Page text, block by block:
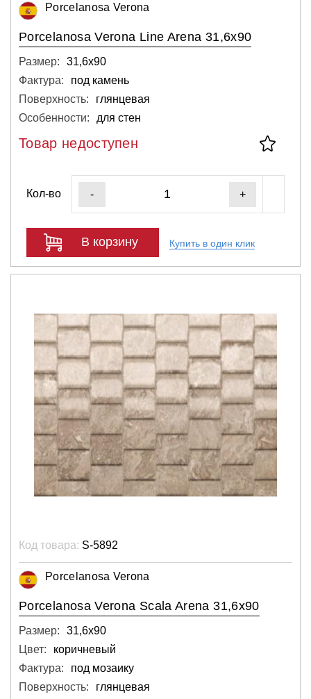
Porcelanosa Verona
Porcelanosa Verona Line Arena 31,6x90
Размер:
31,6х90
Фактура:
под камень
Поверхность:
глянцевая
Особенности:
для стен
Товар недоступен
Кол-во - +
В корзину Купить в один клик
Код товара: S-5892
Porcelanosa Verona
Porcelanosa Verona Scala Arena 31,6x90
Размер:
31,6х90
Цвет:
коричневый
Фактура:
под мозаику
Поверхность:
глянцевая